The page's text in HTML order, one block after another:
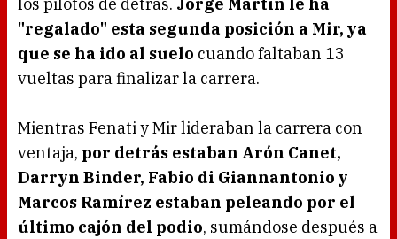
los pilotos de detrás. Jorge Martín le ha
"regalado" esta segunda posición a Mir, ya
que se ha ido al suelo cuando faltaban 13
vueltas para finalizar la carrera.
Mientras Fenati y Mir lideraban la carrera con
ventaja, por detrás estaban Arón Canet,
Darryn Binder, Fabio di Giannantonio y
Marcos Ramírez estaban peleando por el
último cajón del podio, sumándose después a